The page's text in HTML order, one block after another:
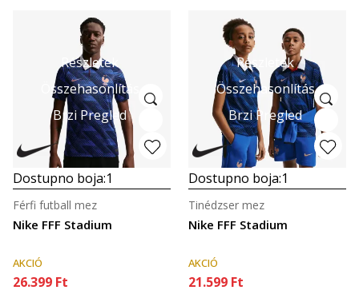
Részletek
Összehasonlítás
Brzi Pregled
Dostupno boja:1
Nike FFF Stadium
Férfi futball mez
AKCIÓ
26.399 Ft
Részletek
Összehasonlítás
Brzi Pregled
Dostupno boja:1
Nike FFF Stadium
Tinédzser mez
AKCIÓ
21.599 Ft